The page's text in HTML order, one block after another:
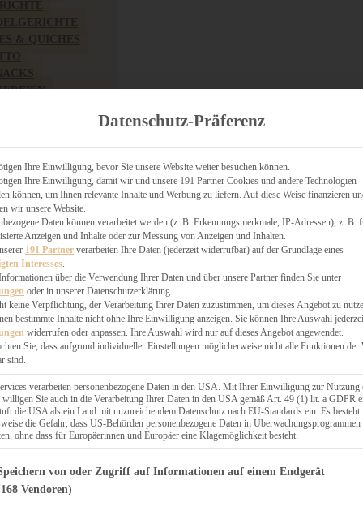
CHUTNEYS
Suche
Datenschutz-Präferenz
Ihre Einwilligung, bevor Sie unsere Website weiter besuchen können.
Ihre Einwilligung, damit wir und unsere 191 Partner Cookies und andere Technologien
können, um Ihnen relevante Inhalte und Werbung zu liefern. Auf diese Weise finanzieren
wir unsere Website.
Daten können verarbeitet werden (z. B. Erkennungsmerkmale, IP-Adressen), z. B.
Anzeigen und Inhalte oder zur Messung von Anzeigen und Inhalten.
191 Partner verarbeiten Ihre Daten (jederzeit widerrufbar) auf der Grundlage eines
Interesses
über die Verwendung Ihrer Daten und über unsere Partner finden Sie unter
oder in unserer Datenschutzerklärung.
keine Verpflichtung, der Verarbeitung Ihrer Daten zuzustimmen, um dieses Angebot zu
bestimmte Inhalte nicht ohne Ihre Einwilligung anzeigen. Sie können Ihre Auswahl
widerrufen oder anpassen. Ihre Auswahl wird nur auf dieses Angebot angewendet.
Sie, dass aufgrund individueller Einstellungen möglicherweise nicht alle Funktionen der
sind.
verarbeiten personenbezogene Daten in den USA. Mit Ihrer Einwilligung zur Nutzung
willigen Sie auch in die Verarbeitung Ihrer Daten in den USA gemäß Art. 49 (1) lit. a GDPR
die USA als ein Land mit unzureichendem Datenschutz nach EU-Standards ein. Es besteht
die Gefahr, dass US-Behörden personenbezogene Daten in Überwachungsprogrammen
ohne dass für Europäerinnen und Europäer eine Klagemöglichkeit besteht.
finden Sie eine Liste der Zwecke des IAB Transparency and
von oder Zugriff auf Informationen auf einem Endgerät
Vendoren)